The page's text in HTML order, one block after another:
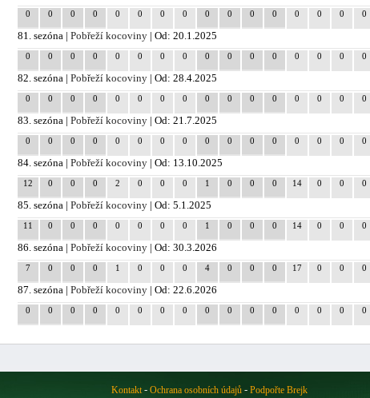
0 0 0 0 0 0 0 0 0 0 0 0 0 0 0 0
81. sezóna |Pobřeží kocoviny | Od: 20.1.2025
0 0 0 0 0 0 0 0 0 0 0 0 0 0 0 0
82. sezóna |Pobřeží kocoviny | Od: 28.4.2025
0 0 0 0 0 0 0 0 0 0 0 0 0 0 0 0
83. sezóna |Pobřeží kocoviny | Od: 21.7.2025
0 0 0 0 0 0 0 0 0 0 0 0 0 0 0 0
84. sezóna |Pobřeží kocoviny | Od: 13.10.2025
12 0 0 0 2 0 0 0 1 0 0 0 14 0 0 0
85. sezóna |Pobřeží kocoviny | Od: 5.1.2025
11 0 0 0 0 0 0 0 1 0 0 0 14 0 0 0
86. sezóna |Pobřeží kocoviny | Od: 30.3.2026
7 0 0 0 1 0 0 0 4 0 0 0 17 0 0 0
87. sezóna |Pobřeží kocoviny | Od: 22.6.2026
0 0 0 0 0 0 0 0 0 0 0 0 0 0 0 0
Kontakt- Ochrana osobních údajů- Podpořte Brejk